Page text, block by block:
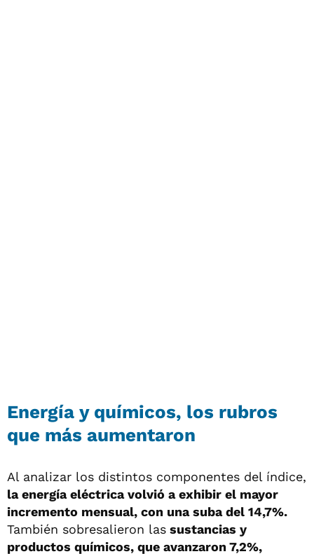
Energía y químicos, los rubros
que más aumentaron
Al analizar los distintos componentes del índice,
la energía eléctrica volvió a exhibir el mayor
incremento mensual, con una suba del 14,7%.
También sobresalieron las sustancias y
productos químicos, que avanzaron 7,2%,